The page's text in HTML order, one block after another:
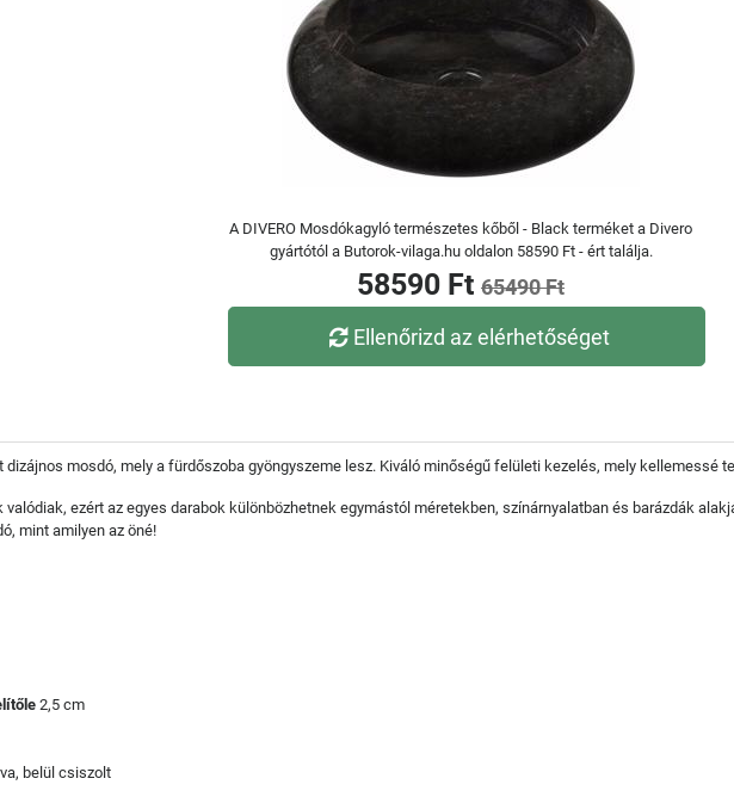
A DIVERO Mosdókagyló természetes kőből - Black terméket a Divero
gyártótól a Butorok-vilaga.hu oldalon 58590 Ft - ért találja.
58590 Ft 65490 Ft
Ellenőrizd az elérhetőséget
mosdó, mely a fürdőszoba gyöngyszeme lesz. Kiváló minőségű felületi kezelés, mely kellemessé
valódiak, ezért az egyes darabok különbözhetnek egymástól méretekben, színárnyalatban és barázdák
mint amilyen az öné!
2,5 cm
belül csiszolt